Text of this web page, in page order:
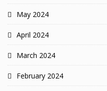
May 2024
April 2024
March 2024
February 2024